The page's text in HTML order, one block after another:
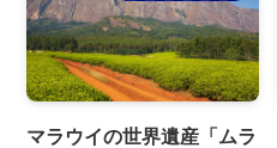
マラウイの世界遺産「ムラ